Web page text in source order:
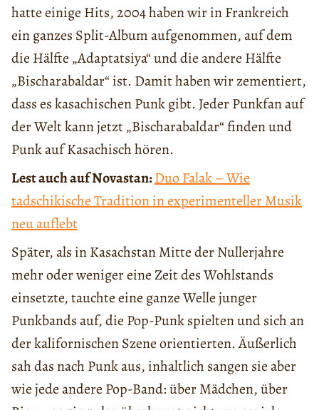
hatte einige Hits, 2004 haben wir in Frankreich
ein ganzes Split-Album aufgenommen, auf dem
die Hälfte „Adaptatsiya“ und die andere Hälfte
„Bischarabaldar“ ist. Damit haben wir zementiert,
dass es kasachischen Punk gibt. Jeder Punkfan auf
der Welt kann jetzt „Bischarabaldar“ finden und
Punk auf Kasachisch hören.
Lest auch auf Novastan:Duo Falak – Wie
tadschikische Tradition in experimenteller Musik
neu auflebt
Später, als in Kasachstan Mitte der Nullerjahre
mehr oder weniger eine Zeit des Wohlstands
einsetzte, tauchte eine ganze Welle junger
Punkbands auf, die Pop-Punk spielten und sich an
der kalifornischen Szene orientierten. Äußerlich
sah das nach Punk aus, inhaltlich sangen sie aber
wie jede andere Pop-Band: über Mädchen, über